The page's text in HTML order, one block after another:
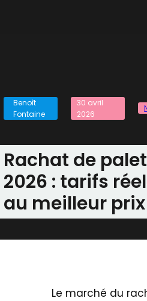
Benoît
Fontaine
30 avril
2026
Rachat de
2026 : tarifs
au meilleur prix
Le marché du